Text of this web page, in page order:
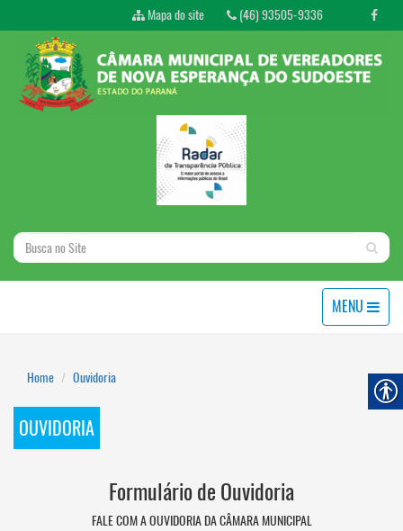
Mapa do site (46) 93505-9336
MENU
Home Ouvidoria
OUVIDORIA
Formulário de Ouvidoria
FALE COM A OUVIDORIA DA CÂMARA MUNICIPAL